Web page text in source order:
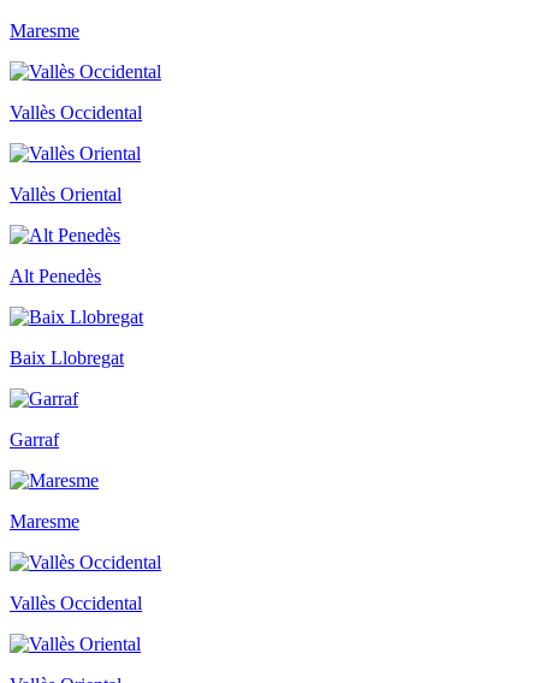
Maresme
Vallès Occidental
Vallès Oriental
Alt Penedès
Baix Llobregat
Garraf
Maresme
Vallès Occidental